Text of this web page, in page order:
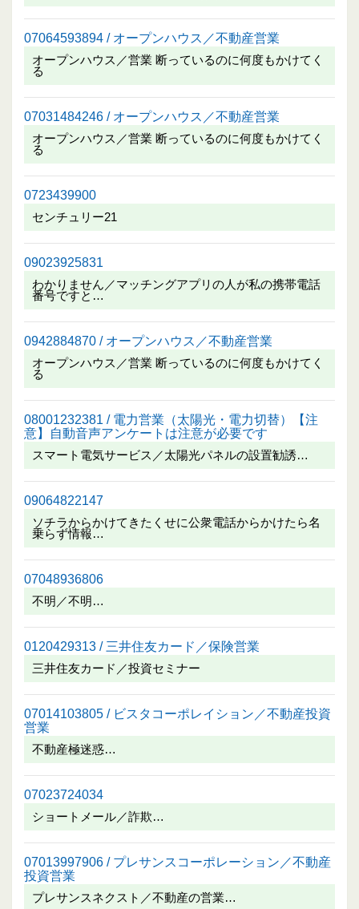
07064593894 / オープンハウス／不動産営業
オープンハウス／営業 断っているのに何度もかけてく
る
07031484246 / オープンハウス／不動産営業
オープンハウス／営業 断っているのに何度もかけてく
る
0723439900
センチュリー21
09023925831
わかりません／マッチングアプリの人が私の携帯電話
番号ですと…
0942884870 / オープンハウス／不動産営業
オープンハウス／営業 断っているのに何度もかけてく
る
08001232381 / 電力営業（太陽光・電力切替）【注
意】自動音声アンケートは注意が必要です
スマート電気サービス／太陽光パネルの設置勧誘…
09064822147
ソチラからかけてきたくせに公衆電話からかけたら名
乗らず情報…
07048936806
不明／不明…
0120429313 / 三井住友カード／保険営業
三井住友カード／投資セミナー
07014103805 / ビスタコーポレイション／不動産投資
営業
不動産極迷惑…
07023724034
ショートメール／詐欺…
07013997906 / プレサンスコーポレーション／不動産
投資営業
プレサンスネクスト／不動産の営業…